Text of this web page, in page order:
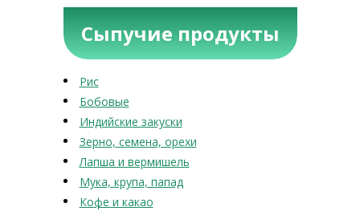
Сыпучие продукты
Рис
Бобовые
Индийские закуски
Зерно, семена, орехи
Лапша и вермишель
Мука, крупа, папад
Кофе и какао